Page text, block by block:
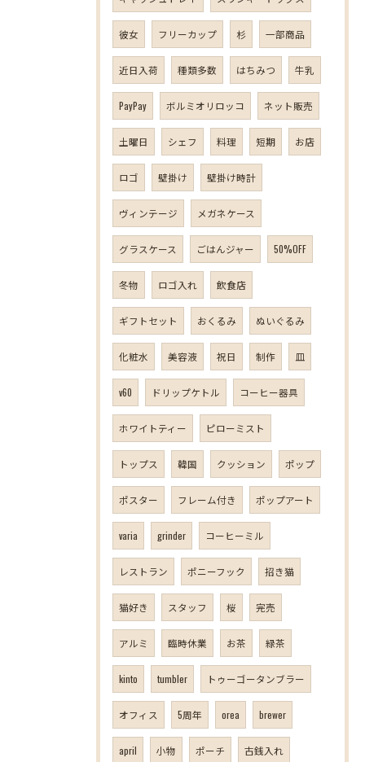
彼女 フリーカップ 杉 一部商品
近日入荷 種類多数 はちみつ 牛乳
PayPay ボルミオリロッコ ネット販売
土曜日 シェフ 料理 短期 お店
ロゴ 壁掛け 壁掛け時計
ヴィンテージ メガネケース
グラスケース ごはんジャー 50%OFF
冬物 ロゴ入れ 飲食店
ギフトセット おくるみ ぬいぐるみ
化粧水 美容液 祝日 制作 皿
v60 ドリップケトル コーヒー器具
ホワイトティー ピローミスト
トップス 韓国 クッション ポップ
ポスター フレーム付き ポップアート
varia grinder コーヒーミル
レストラン ポニーフック 招き猫
猫好き スタッフ 桜 完売
アルミ 臨時休業 お茶 緑茶
kinto tumbler トゥーゴータンブラー
オフィス 5周年 orea brewer
april 小物 ポーチ 古銭入れ